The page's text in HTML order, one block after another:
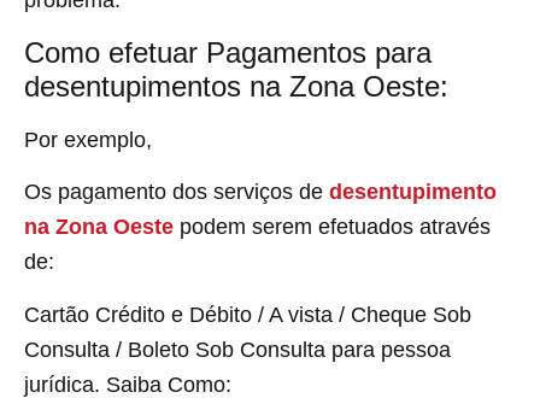
Como efetuar Pagamentos para
desentupimentos na Zona Oeste:
Por exemplo,
Os pagamento dos serviços de desentupimento
na Zona Oeste podem serem efetuados através
de:
Cartão Crédito e Débito / A vista / Cheque Sob
Consulta / Boleto Sob Consulta para pessoa
jurídica. Saiba Como: